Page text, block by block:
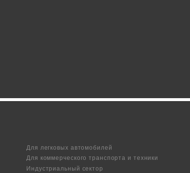
Для легковых автомобилей
Для коммерческого транспорта и техники
Индустриальный сектор